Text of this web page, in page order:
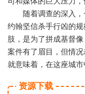
随着调查的深入，
约翰坚信杀手行凶的
肢，是为了拼成基督
案件有了眉目，但情
就意味着，在这座城市
资源下载